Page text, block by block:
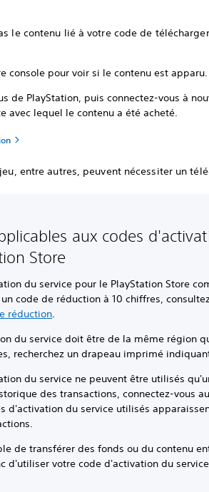
le contenu lié à votre code de
console pour voir si le contenu est apparu.
de PlayStation, puis connectez-vous à
avec lequel le contenu a été acheté.
entre autres, peuvent nécessiter un
aux codes
Store
du service pour le PlayStation Store
code de réduction à 10 chiffres,
réduction.
du service doit être de la même région
recherchez un drapeau imprimé
du service ne peuvent être utilisés
des transactions, connectez-vous
d'activation du service utilisés
de transférer des fonds ou du contenu
d'utiliser votre code d'activation du